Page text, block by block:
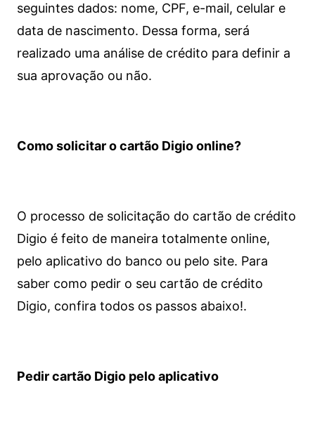
seguintes dados: nome, CPF, e-mail, celular e
data de nascimento. Dessa forma, será
realizado uma análise de crédito para definir a
sua aprovação ou não.
Como solicitar o cartão Digio online?
O processo de solicitação do cartão de crédito
Digio é feito de maneira totalmente online,
pelo aplicativo do banco ou pelo site. Para
saber como pedir o seu cartão de crédito
Digio, confira todos os passos abaixo!.
Pedir cartão Digio pelo aplicativo